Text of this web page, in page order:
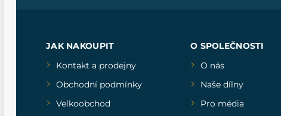
JAK NAKOUPIT
Kontakt a prodejny
Obchodní podmínky
Velkoobchod
O SPOLEČNOSTI
O nás
Naše dílny
Pro média